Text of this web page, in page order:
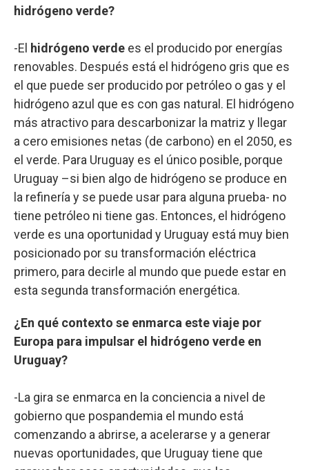
hidrógeno verde?
-El hidrógeno verde es el producido por energías
renovables. Después está el hidrógeno gris que es
el que puede ser producido por petróleo o gas y el
hidrógeno azul que es con gas natural. El hidrógeno
más atractivo para descarbonizar la matriz y llegar
a cero emisiones netas (de carbono) en el 2050, es
el verde. Para Uruguay es el único posible, porque
Uruguay –si bien algo de hidrógeno se produce en
la refinería y se puede usar para alguna prueba- no
tiene petróleo ni tiene gas. Entonces, el hidrógeno
verde es una oportunidad y Uruguay está muy bien
posicionado por su transformación eléctrica
primero, para decirle al mundo que puede estar en
esta segunda transformación energética.
¿En qué contexto se enmarca este viaje por
Europa para impulsar el hidrógeno verde en
Uruguay?
-La gira se enmarca en la conciencia a nivel de
gobierno que pospandemia el mundo está
comenzando a abrirse, a acelerarse y a generar
nuevas oportunidades, que Uruguay tiene que